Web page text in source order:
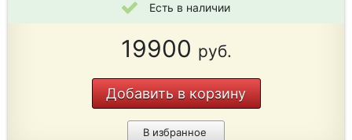
Есть в наличии
19900 руб.
Добавить в корзину
В избранное